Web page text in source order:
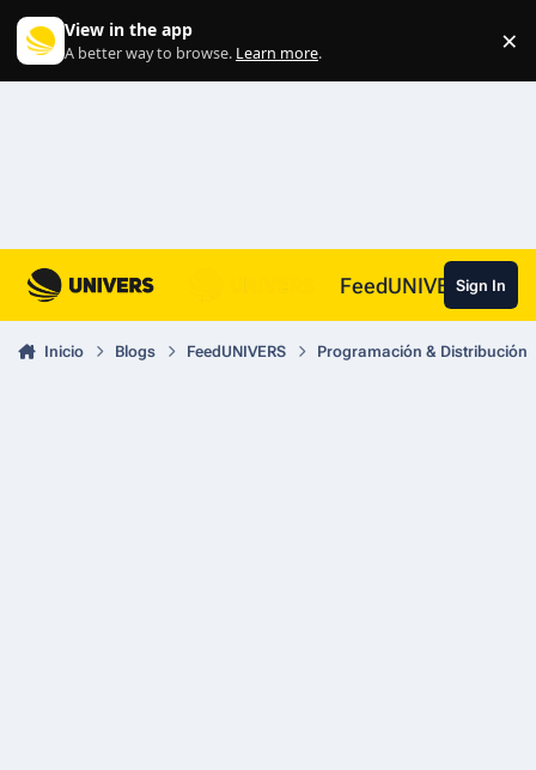
View in the app
A better way to browse. Learn more. ×
FeedUNIVERSSign In
Inicio Blogs FeedUNIVERS Programación & Distribución